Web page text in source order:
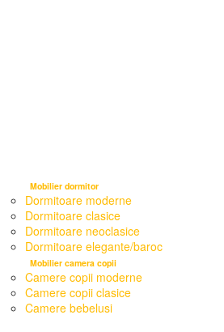
Mobilier dormitor
Dormitoare moderne
Dormitoare clasice
Dormitoare neoclasice
Dormitoare elegante/baroc
Mobilier camera copii
Camere copii moderne
Camere copii clasice
Camere bebelusi